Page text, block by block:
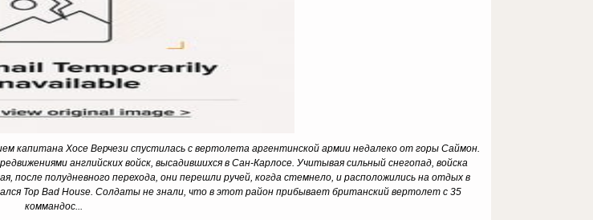
капитана Хосе Верчези спустилась с вертолета аргентинской армии недалеко от горы Саймон.
английских войск, высадившихся в Сан-Карлосе. Учитывая сильный снегопад, войска
после полудневного перехода, они перешли ручей, когда стемнело, и расположились на отдых в
Top Bad House. Солдаты не знали, что в этот район прибывает британский вертолет с 35
коммандос...